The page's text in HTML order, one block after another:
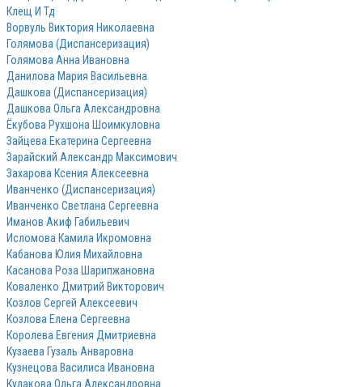
Клещ И Тд
Ворвуль Виктория Николаевна
Голямова (Диспансеризация)
Голямова Анна Ивановна
Данилова Мария Васильевна
Дашкова (Диспансеризация)
Дашкова Ольга Александровна
Ёкубова Рухшона Шоимкуловна
Зайцева Екатерина Сергеевна
Зарайский Александр Максимович
Захарова Ксения Алексеевна
Иванченко (Диспансеризация)
Иванченко Светлана Сергеевна
Иманов Акиф Габильевич
Исломова Камила Икромовна
Кабанова Юлия Михайловна
Касанова Роза Шарипжановна
Коваленко Дмитрий Викторович
Козлов Сергей Алексеевич
Козлова Елена Сергеевна
Королева Евгения Дмитриевна
Кузаева Гузаль Анваровна
Кузнецова Василиса Ивановна
Кулакова Ольга Александровна